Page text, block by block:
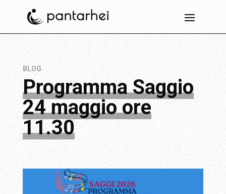
BLOG
Programma Saggio
24 maggio ore
11.30